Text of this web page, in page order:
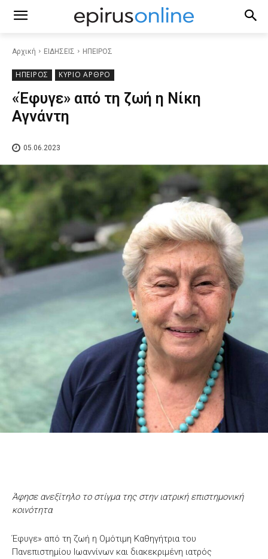
Αρχική ΕΙΔΗΣΕΙΣ ΗΠΕΙΡΟΣ
ΗΠΕΙΡΟΣ ΚΥΡΙΟ ΑΡΘΡΟ
«Έφυγε» από τη ζωή η Νίκη
Αγνάντη
05.06.2023
Άφησε ανεξίτηλο το στίγμα της στην ιατρική επιστημονική
κοινότητα
Έφυγε» από τη ζωή η Ομότιμη Καθηγήτρια του
Πανεπιστημίου Ιωαννίνων και διακεκριμένη ιατρός